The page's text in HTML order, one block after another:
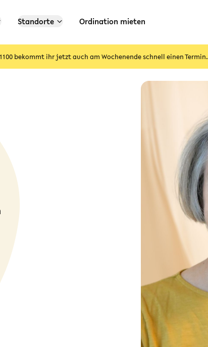
Standorte Ordination mieten
bekommt ihr jetzt auch am Wochenende schnell einen Termin.